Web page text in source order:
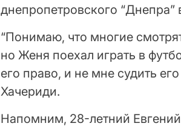
днепропетровского “Днепра”
“Понимаю, что многие
но Женя поехал играть в
его право, и не мне судить
Хачериди.
Напомним, 28-летний